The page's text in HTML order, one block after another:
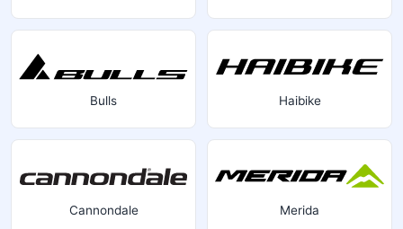
Bulls Haibike
Cannondale Merida